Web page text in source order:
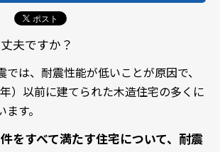
ポスト
夫ですか？
は、耐震性能が低いことが原因で、
）以前に建てられた木造住宅の多くに
す。
をすべて満たす住宅について、耐震